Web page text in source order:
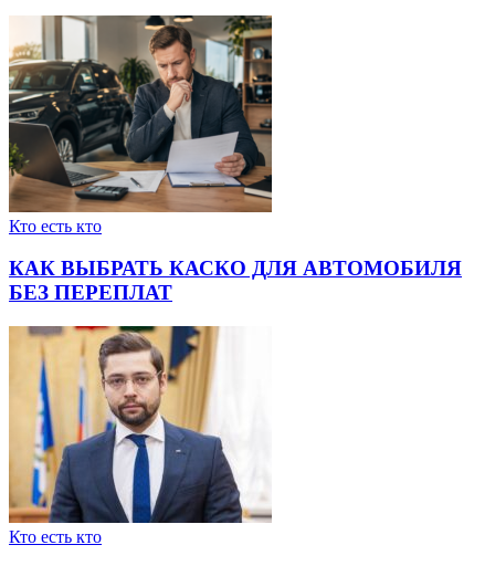
Кто есть кто
КАК ВЫБРАТЬ КАСКО ДЛЯ АВТОМОБИЛЯ
БЕЗ ПЕРЕПЛАТ
Кто есть кто